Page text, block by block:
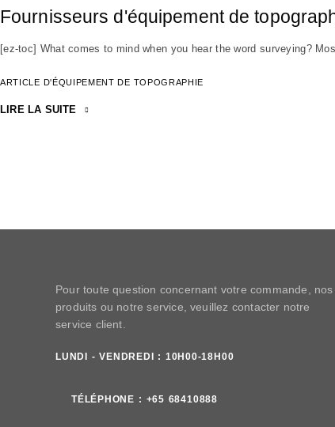
Fournisseurs d'équipement de
[ez-toc] What comes to mind when you hear the word surveying?
ARTICLE D'ÉQUIPEMENT DE TOPOGRAPHIE
LIRE LA SUITE
Pour toute question concernant votre commande, nos
produits ou notre service, veuillez contacter notre
service client.
LUNDI - VENDREDI : 10H00-18H00
TÉLÉPHONE : +65 68410888